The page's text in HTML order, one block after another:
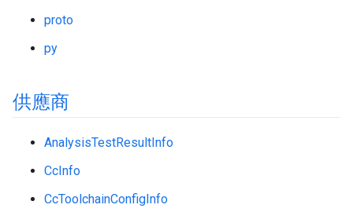
proto
py
供應商
AnalysisTestResultInfo
CcInfo
CcToolchainConfigInfo